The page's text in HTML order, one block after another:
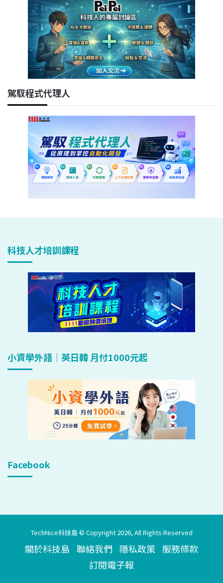
駕馭程式代理人
科技人才培訓課程
小資學外語｜英日韓 月付1000元起
Facebook
TechNice科技島 © Copyright 2026, All Rights Reserved
關於科技島 聯絡我們 隱私政策 服務條款
訂閱電子報